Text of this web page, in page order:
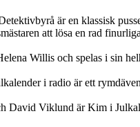
är en klassisk
att lösa en rad
Willis och spelas i sin
i radio är ett
David Viklund är Kim i